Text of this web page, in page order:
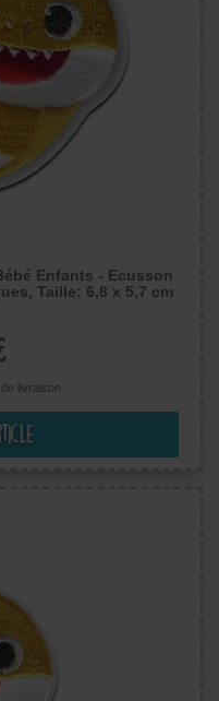
Enfants - Ecusson
Taille: 6,8 x 5,7 cm
livraison